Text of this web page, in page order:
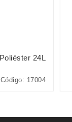
24L
Código: 17004